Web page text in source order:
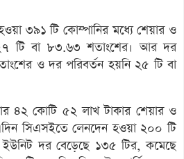
৩৯১ টি কোম্পানির মধ্যে শেয়ার ও
টি বা ৮৩.৬৩ শতাংশের। আর দর
ও দর পরিবর্তন হয়নি ২৫ টি বা
৪২ কোটি ৫২ লাখ টাকার শেয়ার ও
সিএসইতে লেনদেন হওয়া ২০০ টি
ইউনিট দর বেড়েছে ১৩৫ টির, কমেছে